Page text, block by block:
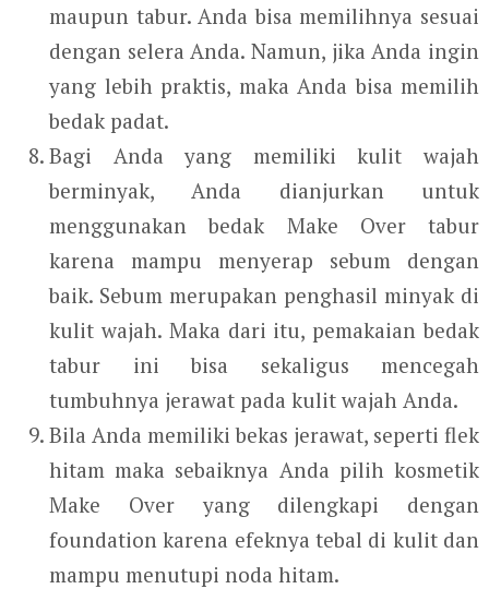
maupun tabur. Anda bisa memilihnya sesuai
dengan selera Anda. Namun, jika Anda ingin
yang lebih praktis, maka Anda bisa memilih
bedak padat.
Bagi Anda yang memiliki kulit wajah
berminyak, Anda dianjurkan untuk
menggunakan bedak Make Over tabur
karena mampu menyerap sebum dengan
baik. Sebum merupakan penghasil minyak di
kulit wajah. Maka dari itu, pemakaian bedak
tabur ini bisa sekaligus mencegah
tumbuhnya jerawat pada kulit wajah Anda.
Bila Anda memiliki bekas jerawat, seperti flek
hitam maka sebaiknya Anda pilih kosmetik
Make Over yang dilengkapi dengan
foundation karena efeknya tebal di kulit dan
mampu menutupi noda hitam.